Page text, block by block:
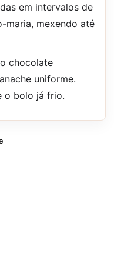
em intervalos de
maria, mexendo até
chocolate
uniforme.
o bolo já frio.